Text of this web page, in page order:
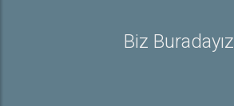
Ehliyet ile İlgili BilgilerBiz Buradayız